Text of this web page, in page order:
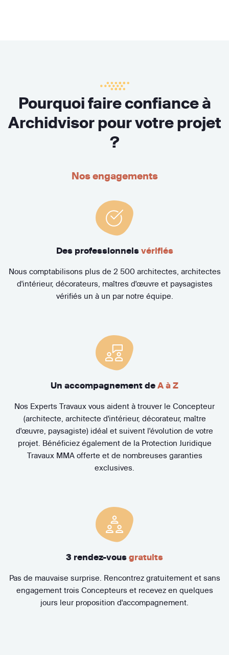
Pourquoi faire confiance à
Archidvisor pour votre projet
?
Nos engagements
Des professionnels vérifiés
Nous comptabilisons plus de 2 500 architectes, architectes
d'intérieur, décorateurs, maîtres d'œuvre et paysagistes
vérifiés un à un par notre équipe.
Un accompagnement de A à Z
Nos Experts Travaux vous aident à trouver le Concepteur
(architecte, architecte d'intérieur, décorateur, maître
d'œuvre, paysagiste) idéal et suivent l'évolution de votre
projet. Bénéficiez également de la Protection Juridique
Travaux MMA offerte et de nombreuses garanties
exclusives.
3 rendez-vous gratuits
Pas de mauvaise surprise. Rencontrez gratuitement et sans
engagement trois Concepteurs et recevez en quelques
jours leur proposition d'accompagnement.